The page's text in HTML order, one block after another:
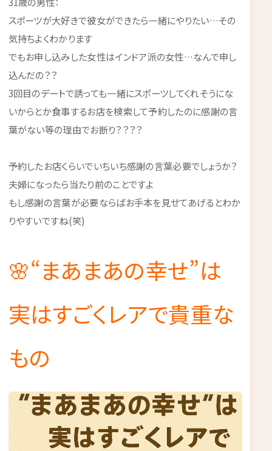
スポーツが大好きで彼女ができたら一緒にやりたい…その
気持ちよくわかります
でもお申し込みした女性はインドア派の女性…なんで申し
込んだの？？
3回目のデートで誘っても一緒にスポーツしてくれそうにな
いからとか食事するお店を検索して予約したのに感謝の言
葉がない等の理由でお断り？？？？
予約したお店くらいでいちいち感謝の言葉必要でしょうか？
夫婦になったら当たり前のことですよ
もし感謝の言葉が必要ならばお手本を見せてあげるとわか
りやすいですね(笑)
🌸“まあまあの幸せ”は
実はすごくレアで貴重な
もの